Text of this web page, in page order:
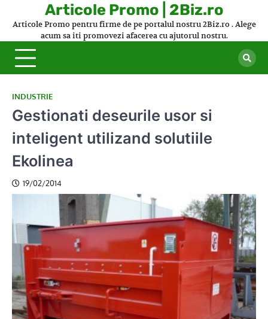
Articole Promo | 2Biz.ro
Articole Promo pentru firme de pe portalul nostru 2Biz.ro . Alege
acum sa iti promovezi afacerea cu ajutorul nostru.
INDUSTRIE
Gestionati deseurile usor si
inteligent utilizand solutiile
Ekolinea
19/02/2014